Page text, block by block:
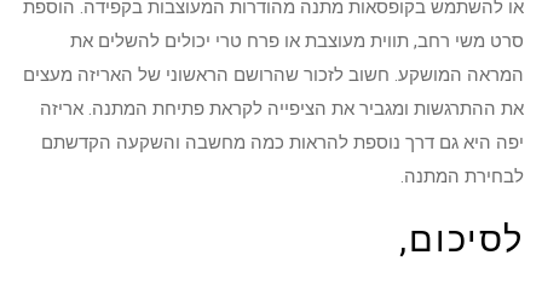
או להשתמש בקופסאות מתנה מהודרות המעוצבות בקפידה. הוספת
סרט משי רחב, תווית מעוצבת או פרח טרי יכולים להשלים את
המראה המושקע. חשוב לזכור שהרושם הראשוני של האריזה מעצים
את ההתרגשות ומגביר את הציפייה לקראת פתיחת המתנה. אריזה
יפה היא גם דרך נוספת להראות כמה מחשבה והשקעה הקדשתם
לבחירת המתנה.
לסיכום,